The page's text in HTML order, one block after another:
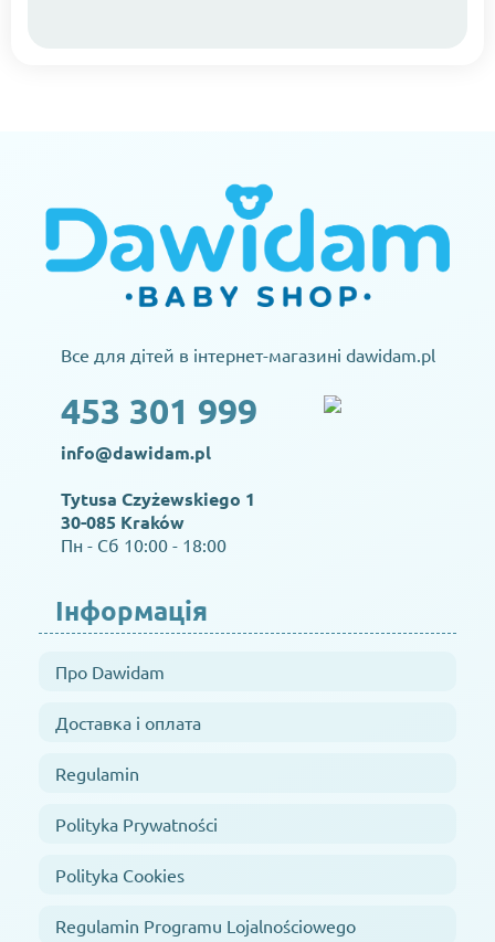
Все для дітей в інтернет-магазині dawidam.pl
453 301 999
info@dawidam.pl
Tytusa Czyżewskiego 1
30-085 Kraków
Пн - Сб 10:00 - 18:00
Інформація
Про Dawidam
Доставка і оплата
Regulamin
Polityka Prywatności
Polityka Cookies
Regulamin Programu Lojalnościowego